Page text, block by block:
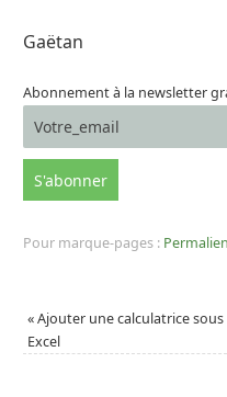
Gaëtan
Abonnement à la newsletter
Pour marque-pages :
«Ajouter une calculatrice sous
Excel